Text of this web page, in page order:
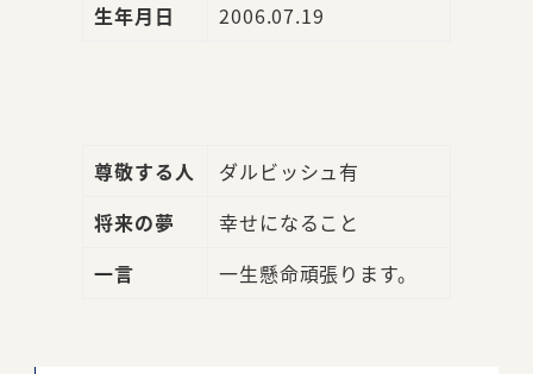
生年月日
2006.07.19
尊敬する人
ダルビッシュ有
将来の夢
幸せになること
一言
一生懸命頑張ります。